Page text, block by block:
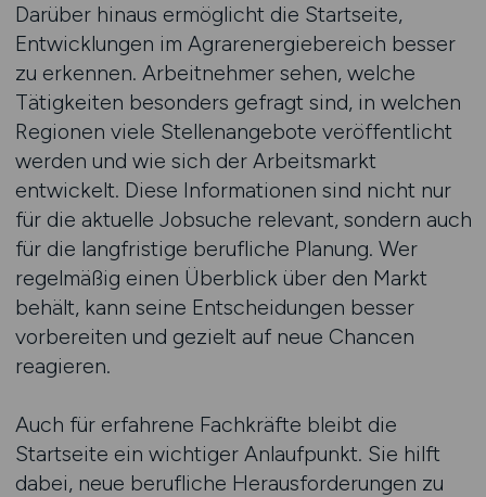
Darüber hinaus ermöglicht die Startseite,
Entwicklungen im Agrarenergiebereich besser
zu erkennen. Arbeitnehmer sehen, welche
Tätigkeiten besonders gefragt sind, in welchen
Regionen viele Stellenangebote veröffentlicht
werden und wie sich der Arbeitsmarkt
entwickelt. Diese Informationen sind nicht nur
für die aktuelle Jobsuche relevant, sondern auch
für die langfristige berufliche Planung. Wer
regelmäßig einen Überblick über den Markt
behält, kann seine Entscheidungen besser
vorbereiten und gezielt auf neue Chancen
reagieren.
Auch für erfahrene Fachkräfte bleibt die
Startseite ein wichtiger Anlaufpunkt. Sie hilft
dabei, neue berufliche Herausforderungen zu